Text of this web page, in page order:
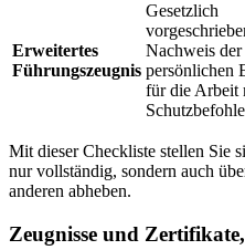
Erweitertes
Führungszeugnis
Gesetzlich
Nachweis der
persönlichen
für die Arbeit
Mit dieser Checkliste stellen Sie
nur vollständig, sondern auch
anderen abheben.
Zeugnisse und